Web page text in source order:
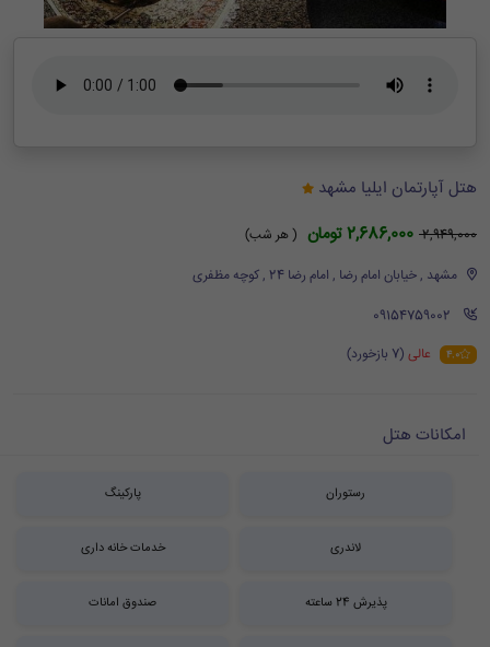
هتل آپارتمان ایلیا مشهد
2,949,000 2,686,000 تومان
( هر شب)
مشهد , خیابان امام رضا , امام رضا 24 , کوچه مظفری
‪ 09154759002
4.0 عالی (7 بازخورد)
امکانات هتل
رستوران پارکینگ
لاندری خدمات خانه داری
پذیرش 24 ساعته صندوق امانات